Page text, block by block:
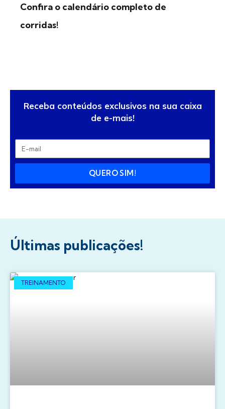
Confira o calendário completo de
corridas!
Receba conteúdos exclusivos na sua caixa
de e-mais!
QUERO SIM!
Últimas publicações!
TREINAMENTO